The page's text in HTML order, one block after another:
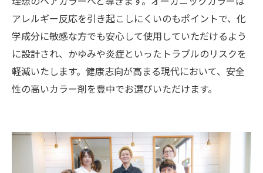
アレルギー反応を引き起こしにくいのもポイントで、化
学成分に敏感な方でも安心して使用していただけるよう
に設計され、かゆみや炎症といったトラブルのリスクを
軽減いたします。健康志向が高まる現代において、安全
性の高いカラー剤を豊中でお選びいただけます。